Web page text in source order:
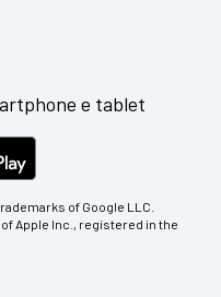
e tablet
of Google LLC.
Apple Inc., registered in the